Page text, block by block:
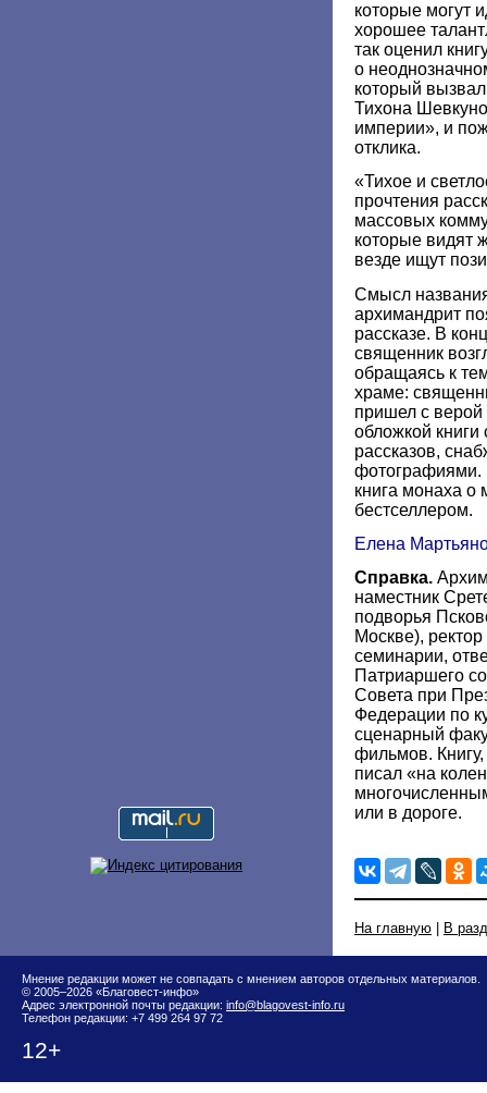
которые могут
хорошее
так оценил
о
который
Тихона
империи», и
отклика.
«Тихое и
прочтения
массовых
которые видят
везде ищут
Смысл
архимандрит
рассказе. В
священник
обращаясь к
храме:
пришел с
обложкой
рассказов,
фотографиями.
книга монаха о
бестселлером.
Елена
Справка.
наместник
подворья
Москве),
семинарии,
Патриаршего
Совета при
Федерации по
сценарный
фильмов.
писал «на
или в дороге.
На главную В
Мнение редакции может не совпадать с мнением авторов отдельных материалов.
© 2005–2026 «Благовест-инфо»
Адрес электронной почты редакции: info@blagovest-info.ru
Телефон редакции: +7 499 264 97 72
12+